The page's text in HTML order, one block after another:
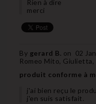
Rien à dire
merci
By gerard B. on 02
Romeo Mito, Giulietta,
produit conforme à
j'ai bien reçu le
j'en suis satisfait.